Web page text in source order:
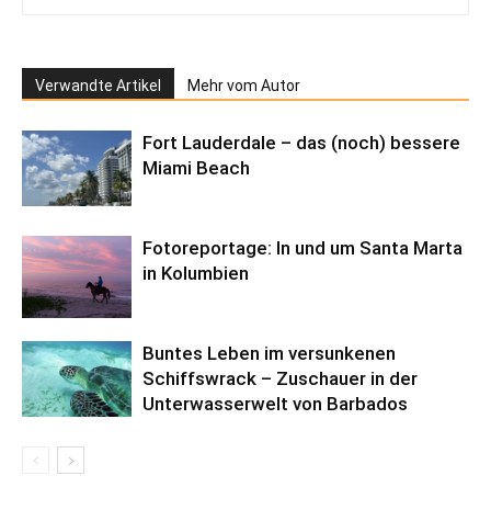
Verwandte Artikel Mehr vom Autor
Fort Lauderdale – das (noch) bessere
Miami Beach
Fotoreportage: In und um Santa Marta
in Kolumbien
Buntes Leben im versunkenen
Schiffswrack – Zuschauer in der
Unterwasserwelt von Barbados